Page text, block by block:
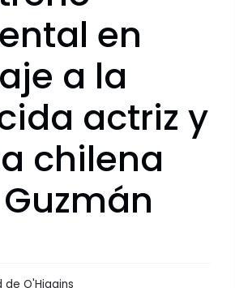
en
a la
actriz y
chilena
de O'Higgins